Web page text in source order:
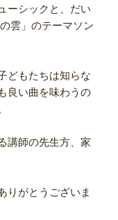
ーシックと、だい
雲」のテーマソン
どもたちは知らな
良い曲を味わうの
講師の先生方、家
りがとうございま